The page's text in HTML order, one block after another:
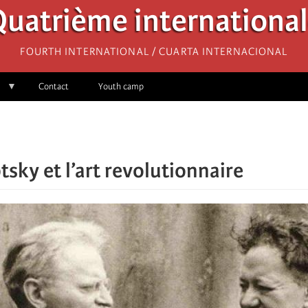
Fourth International / Cuarta Internacional
Contact Youth camp
et l’art revolutionnaire